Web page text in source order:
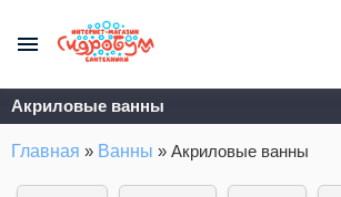
Акриловые ванны
Главная » Ванны » Акриловые ванны